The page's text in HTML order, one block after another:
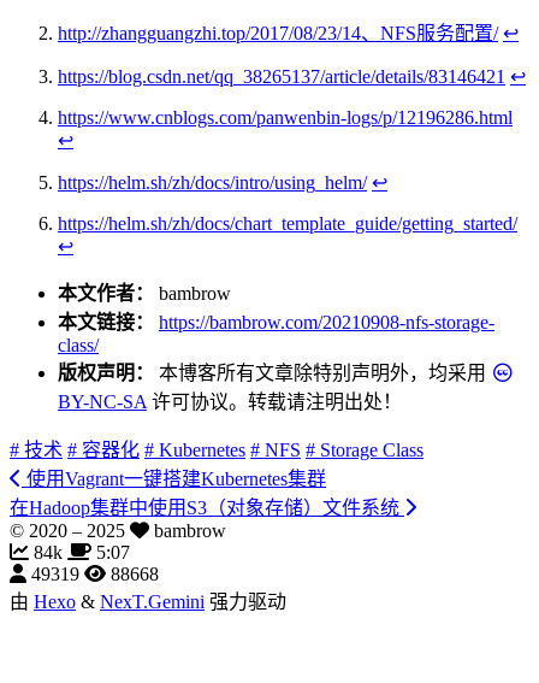
http://zhangguangzhi.top/2017/08/23/14、NFS服务配置/ ↩︎
https://blog.csdn.net/qq_38265137/article/details/83146421 ↩︎
https://www.cnblogs.com/panwenbin-logs/p/12196286.html
↩︎
https://helm.sh/zh/docs/intro/using_helm/ ↩︎
https://helm.sh/zh/docs/chart_template_guide/getting_started/
↩︎
本文作者： bambrow
本文链接：
https://bambrow.com/20210908-nfs-storage-
class/
版权声明： 本博客所有文章除特别声明外，均采用
BY-NC-SA 许可协议。转载请注明出处！
# 技术 # 容器化 # Kubernetes # NFS # Storage Class
使用Vagrant一键搭建Kubernetes集群
在Hadoop集群中使用S3（对象存储）文件系统
© 2020 – 2025
bambrow
84k
5:07
49319
88668
由 Hexo & NexT.Gemini 强力驱动